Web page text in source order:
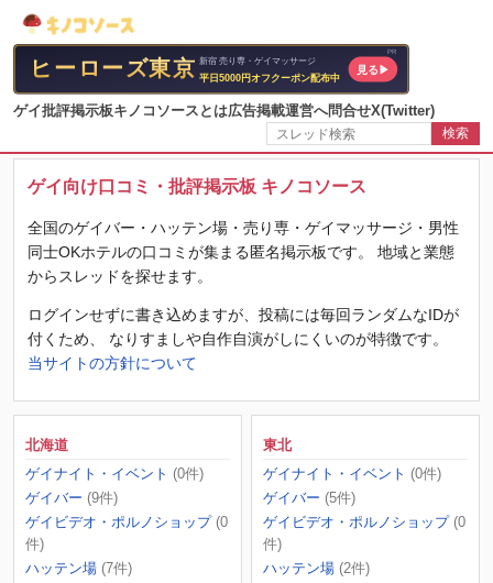
ゲイ批評掲示板キノコソースとは広告掲載運営へ問合せX(Twitter)
検索
ゲイ向け口コミ・批評掲示板 キノコソース
全国のゲイバー・ハッテン場・売り専・ゲイマッサージ・男性
同士OKホテルの口コミが集まる匿名掲示板です。 地域と業態
からスレッドを探せます。
ログインせずに書き込めますが、投稿には毎回ランダムなIDが
付くため、 なりすましや自作自演がしにくいのが特徴です。
当サイトの方針について
北海道
ゲイナイト・イベント (0件)
ゲイバー (9件)
ゲイビデオ・ポルノショップ (0
件)
ハッテン場 (7件)
東北
ゲイナイト・イベント (0件)
ゲイバー (5件)
ゲイビデオ・ポルノショップ (0
件)
ハッテン場 (2件)